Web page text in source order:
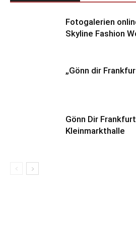
Fotogalerien
Skyline Fashion
„Gönn dir
Gönn Dir
Kleinmarkthalle